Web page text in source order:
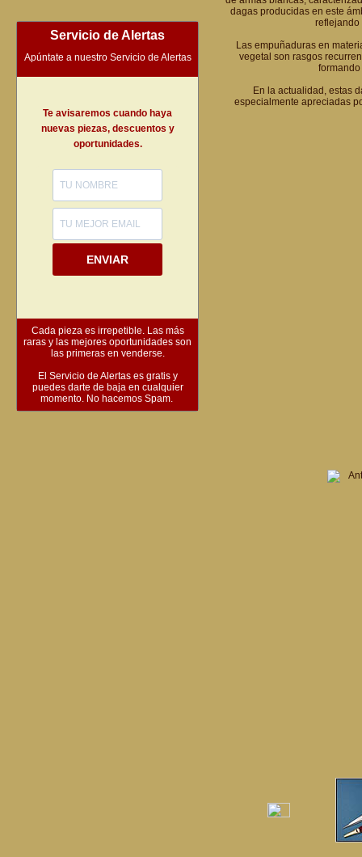
Servicio de Alertas
Apúntate a nuestro Servicio de Alertas
Te avisaremos cuando haya
nuevas piezas, descuentos y
oportunidades.
ENVIAR
Cada pieza es irrepetible. Las más
raras y las mejores oportunidades son
las primeras en venderse.
El Servicio de Alertas es gratis y
puedes darte de baja en cualquier
momento. No hacemos Spam.
dagas producidas en este
reflejando
Las empuñaduras en
vegetal son rasgos
En la actualidad, estas
especialmente apreciadas